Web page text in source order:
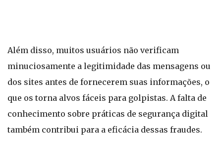
Além disso, muitos usuários não verificam
minuciosamente a legitimidade das mensagens ou
dos sites antes de fornecerem suas informações, o
que os torna alvos fáceis para golpistas. A falta de
conhecimento sobre práticas de segurança digital
também contribui para a eficácia dessas fraudes.